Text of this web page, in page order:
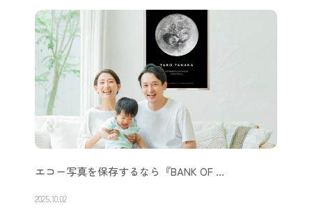
親子のための親子教室『ベビーパーク』はどん…
2025.10.29